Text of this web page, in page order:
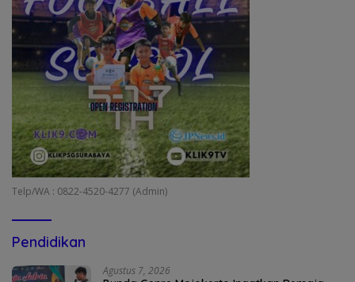
Telp/WA : 0822-4520-4277 (Admin)
Pendidikan
Agustus 7, 2026